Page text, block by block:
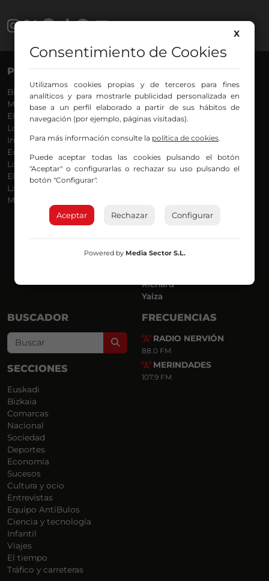
PROGRAMAS
Bilbosport
Más Música
El Madrugador
Lo Más Nuevo
Informativos
En Ruta
Locos por la Música
El Supermadrugador
La Mañana de Radio Nervión
Más Madrugada
VOCES
Agurtzane
Belén Ollero
Dani
Eva Argote
Iker
José Ignacio
Mar y Cielo
Richard
Yaiza
BUSCADOR
Search
SECCIONES
Euskadi
Bizkaia
Comarcas
Nacional
Sociedad
Deportes
Economía
Sucesos
Cultura y ocio
Entrevistas
Equipo AntiBulos
Ciencia y tecnología
Infantil
Viajes
El tiempo
Tráfico y carreteras
FRECUENCIAS
RADIO NERVIÓN
88.0 FM
MERINDADES
107.9 FM
X
Consentimiento de Cookies
Utilizamos cookies propias y de terceros para fines
analíticos y para mostrarle publicidad personalizada en
base a un perfil elaborado a partir de sus hábitos de
navegación (por ejemplo, páginas visitadas).
Para más información consulte la política de cookies.
Puede aceptar todas las cookies pulsando el botón
"Aceptar" o configurarlas o rechazar su uso pulsando el
botón "Configurar".
Aceptar Rechazar Configurar
Powered by Media Sector S.L.